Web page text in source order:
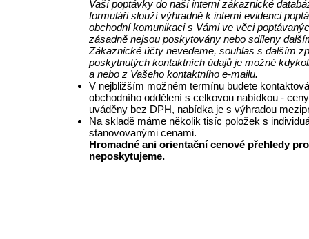
Vaší poptávky do naší interní zákaznické
formuláři slouží výhradně k interní evidenci
obchodní komunikaci s Vámi ve věci
zásadně nejsou poskytovány nebo sdíleny
Zákaznické účty nevedeme, souhlas s dalším
poskytnutých kontaktních údajů je možné
a nebo z Vašeho kontaktního e-mailu.
V nejbližším možném termínu budete
obchodního oddělení s celkovou nabídkou -
uváděny bez DPH, nabídka je s výhradou
Na skladě máme několik tisíc položek s
stanovovanými cenami.
Hromadné ani orientační cenové přehledy
neposkytujeme.